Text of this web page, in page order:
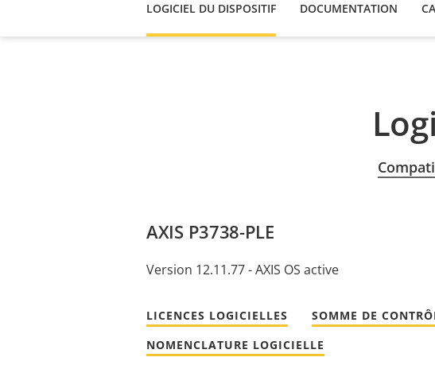
LOGICIEL DU DISPOSITIF DOCUMENTATION
AXIS P3738-PLE
Version 12.11.77 - AXIS OS active
LICENCES LOGICIELLES
SOMME DE
NOMENCLATURE LOGICIELLE